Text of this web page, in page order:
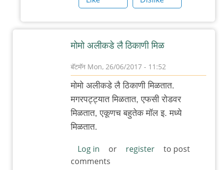
मोमो अलीक‌डे लै ठिकाणी मिळ
बॅटमॅन Mon, 26/06/2017 - 11:52
In
to
पुण्यात
किंवा
मोमो
मोमो अलीक‌डे लै ठिकाणी मिळ‌तात‌.
म‌ग‌र‌प‌ट्ट्यात मिळ‌तात, एफ‌सी रोड‌व‌र
मिळ‌तात‌, एकूण‌च ब‌हुतेक मॉल‌ इ. म‌ध्ये
मिळ‌तात‌.
Log in or register
to post
comments